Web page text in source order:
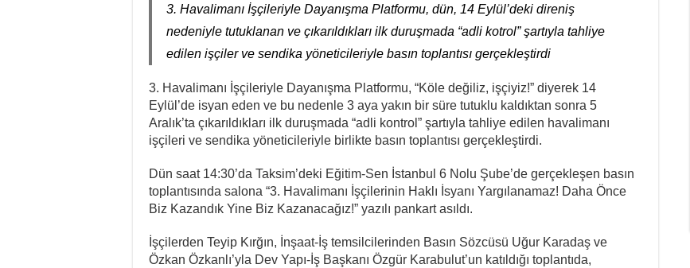
Cezaevindeki 14. Gününde Özcan Aksu İşkenceyle mi Katledildi?
24. Munzur Kültür ve Doğa Festivali’nde Keyfi Gözaltılar
3. Havalimanı İşçileriyle Dayanışma Platformu, dün, 14 Eylül’deki direniş
nedeniyle tutuklanan ve çıkarıldıkları ilk duruşmada “adli kotrol” şartıyla tahliye
edilen işçiler ve sendika yöneticileriyle basın toplantısı gerçekleştirdi
3. Havalimanı İşçileriyle Dayanışma Platformu, “Köle değiliz, işçiyiz!” diyerek 14
Eylül’de isyan eden ve bu nedenle 3 aya yakın bir süre tutuklu kaldıktan sonra 5
Aralık’ta çıkarıldıkları ilk duruşmada “adli kontrol” şartıyla tahliye edilen havalimanı
işçileri ve sendika yöneticileriyle birlikte basın toplantısı gerçekleştirdi.
Dün saat 14:30’da Taksim’deki Eğitim-Sen İstanbul 6 Nolu Şube’de gerçekleşen basın
toplantısında salona “3. Havalimanı İşçilerinin Haklı İsyanı Yargılanamaz! Daha Önce
Biz Kazandık Yine Biz Kazanacağız!” yazılı pankart asıldı.
İşçilerden Teyip Kırğın, İnşaat-İş temsilcilerinden Basın Sözcüsü Uğur Karadaş ve
Özkan Özkanlı’yla Dev Yapı-İş Başkanı Özgür Karabulut’un katıldığı toplantıda,